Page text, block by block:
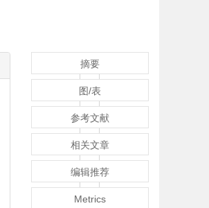
摘要
图/表
参考文献
相关文章
编辑推荐
Metrics